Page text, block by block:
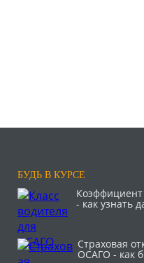
БУДЬ В КУРСЕ
- как узнать
Страховая
ОСАГО - как